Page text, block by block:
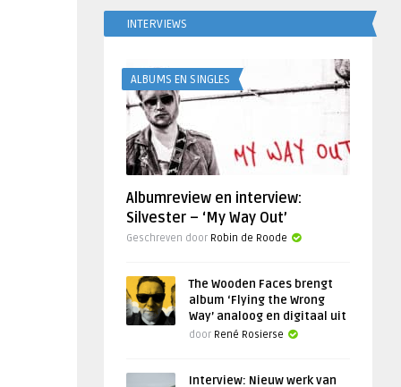
INTERVIEWS
ALBUMS EN SINGLES
Albumreview en interview:
Silvester – ‘My Way Out’
Geschreven door Robin de Roode
The Wooden Faces brengt
album ‘Flying the Wrong
Way’ analoog en digitaal uit
door René Rosierse
Interview: Nieuw werk van